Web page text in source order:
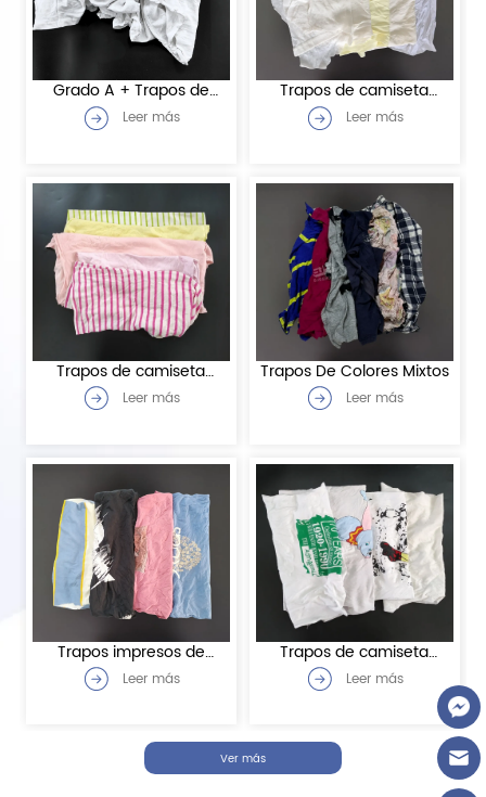
Grado A + Trapos de
camiseta blanca
Leer más
Trapos de camiseta
blanca de grado B
Leer más
Trapos de camiseta
mezclados de colores
Leer más
Trapos De Colores Mixtos
Leer más
Trapos impresos de
colores mezclados
Leer más
Trapos de camiseta
blanca estampada
Leer más
Ver más